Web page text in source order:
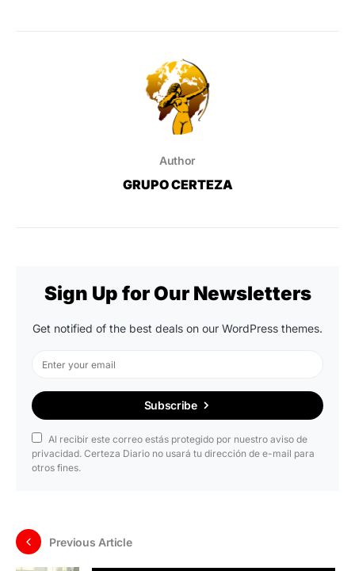
Author
GRUPO CERTEZA
Sign Up for Our Newsletters
Get notified of the best deals on our WordPress themes.
Subscribe
Al recibir este correo estás protegido por nuestro aviso de
privacidad. Certeza Diario no usará tu dirección de e-mail para
otros fines.
Previous Article